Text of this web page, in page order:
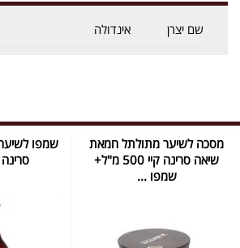
שם יצרן אינדולה
מסכה לשיער מתולתל חמאת
שיאה סרינה קיי 500 מ"ל+
שמפו ...
שמפו
סרינה קיי